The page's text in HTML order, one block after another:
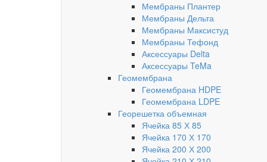
Мембраны Плантер
Мембраны Дельта
Мембраны Максистуд
Мембраны Тефонд
Аксессуары Delta
Аксессуары TeMa
Геомембрана
Геомембрана HDPE
Геомембрана LDPE
Георешетка объемная
Ячейка 85 Х 85
Ячейка 170 Х 170
Ячейка 200 Х 200